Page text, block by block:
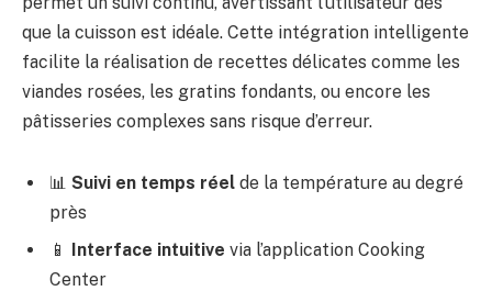
que la cuisson est idéale. Cette intégration intelligente
facilite la réalisation de recettes délicates comme les
viandes rosées, les gratins fondants, ou encore les
pâtisseries complexes sans risque d’erreur.
📊 Suivi en temps réel de la température au degré
près
📱 Interface intuitive via l’application Cooking
Center